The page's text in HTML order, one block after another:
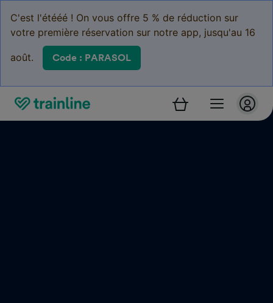
C'est l'étééé ! On vous offre 5 % de réduction sur
votre première réservation sur notre app, jusqu'au 16
août. Code : PARASOL